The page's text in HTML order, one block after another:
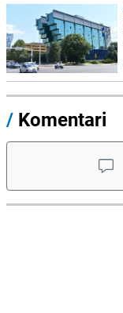
/ Komentari